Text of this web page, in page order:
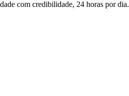
com credibilidade, 24 horas por dia.